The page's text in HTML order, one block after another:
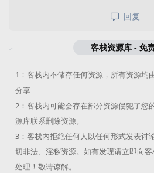
回复
客栈资源库 - 免
1： 客栈内不储存任何资源，所有资源均
分享
2： 客栈内可能会存在部分资源侵犯了您
源库联系删除资源。
3： 客栈内拒绝任何人以任何形式发表讨
切非法、淫秽资源。如有发现请立即向客
处理！敬请谅解。